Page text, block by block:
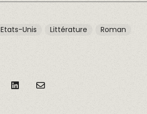
Etats-Unis Littérature
Roman